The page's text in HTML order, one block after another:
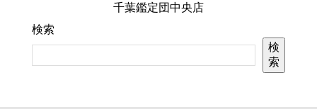
千葉鑑定団中央店
検索
検
索